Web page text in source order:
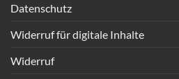
Datenschutz
Widerruf für digitale Inhalte
Widerruf